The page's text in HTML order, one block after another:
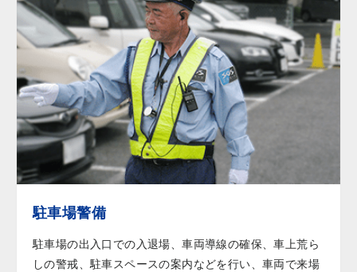
駐車場警備
駐車場の出入口での入退場、車両導線の確保、車上荒ら
しの警戒、駐車スペースの案内などを行い、車両で来場